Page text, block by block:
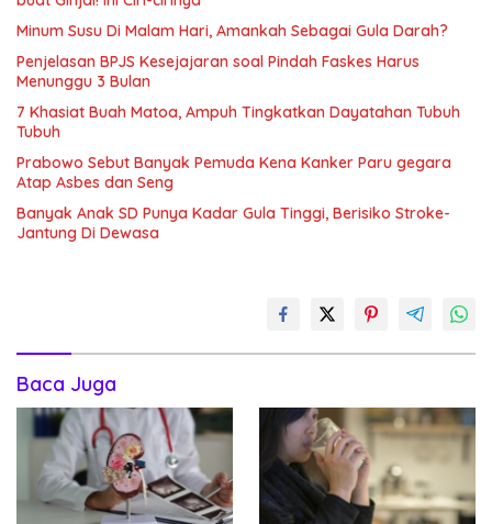
Minum Susu Di Malam Hari, Amankah Sebagai Gula Darah?
Penjelasan BPJS Kesejajaran soal Pindah Faskes Harus
Menunggu 3 Bulan
7 Khasiat Buah Matoa, Ampuh Tingkatkan Dayatahan Tubuh
Tubuh
Prabowo Sebut Banyak Pemuda Kena Kanker Paru gegara
Atap Asbes dan Seng
Banyak Anak SD Punya Kadar Gula Tinggi, Berisiko Stroke-
Jantung Di Dewasa
Baca Juga